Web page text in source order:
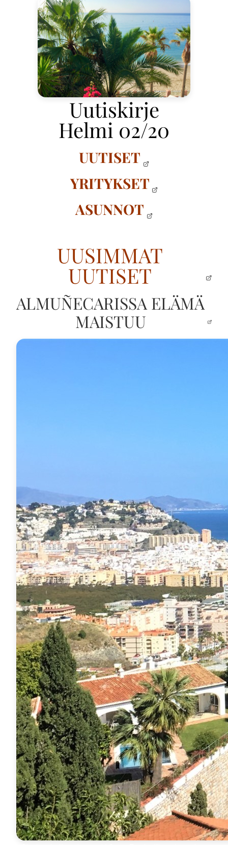
Uutiskirje
Helmi 02/20
UUTISET
YRITYKSET
ASUNNOT
UUSIMMAT
UUTISET
ALMUÑECARISSA ELÄMÄ
MAISTUU